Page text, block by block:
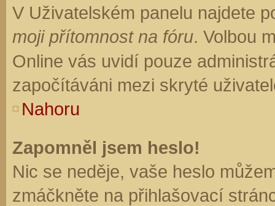
V Uživatelském panelu najdete
moji přítomnost na fóru. Volbou
Online vás uvidí pouze
započítáváni mezi skryté
Nahoru
Zapomněl jsem heslo!
Nic se neděje, vaše heslo
zmáčkněte na přihlašovací